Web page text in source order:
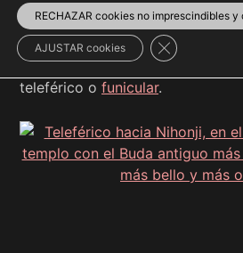
Debido a laorografía
multitud de lugares a los que
teleférico o funicular.
RECHAZAR cookies no imprescindibles y
AJUSTAR cookies Cerrar el